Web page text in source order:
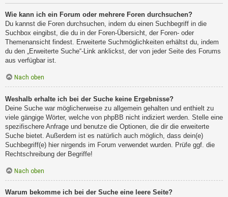
Wie kann ich ein Forum oder mehrere Foren durchsuchen?
Du kannst die Foren durchsuchen, indem du einen Suchbegriff in die
Suchbox eingibst, die du in der Foren-Übersicht, der Foren- oder
Themenansicht findest. Erweiterte Suchmöglichkeiten erhältst du, indem
du den „Erweiterte Suche“-Link anklickst, der von jeder Seite des Forums
aus verfügbar ist.
Nach oben
Weshalb erhalte ich bei der Suche keine Ergebnisse?
Deine Suche war möglicherweise zu allgemein gehalten und enthielt zu
viele gängige Wörter, welche von phpBB nicht indiziert werden. Stelle eine
spezifischere Anfrage und benutze die Optionen, die dir die erweiterte
Suche bietet. Außerdem ist es natürlich auch möglich, dass dein(e)
Suchbegriff(e) hier nirgends im Forum verwendet wurden. Prüfe ggf. die
Rechtschreibung der Begriffe!
Nach oben
Warum bekomme ich bei der Suche eine leere Seite?